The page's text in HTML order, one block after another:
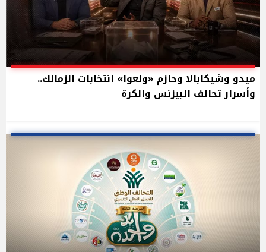
ميدو وشيكابالا وحازم «ولعوا» انتخابات الزمالك..
وأسرار تحالف البيزنس والكرة